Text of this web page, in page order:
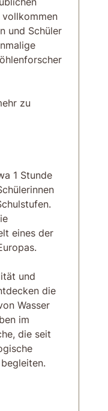
vollkommen
und Schüler
zu
1 Stunde
eines der
und
die
Wasser
im
die seit